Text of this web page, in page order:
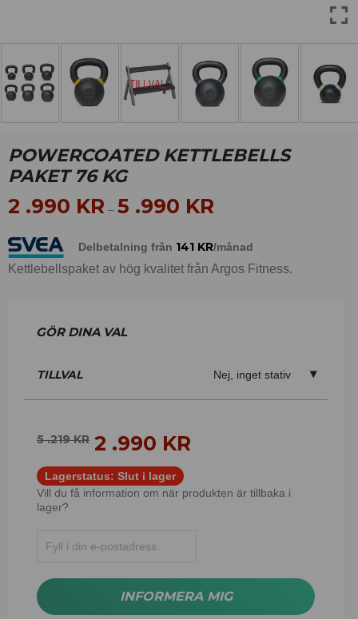
POWERCOATED KETTLEBELLS
PAKET 76 KG
2 .990 KR – 5 .990 KR
Delbetalning från 141 KR/månad
Kettlebellspaket av hög kvalitet från Argos Fitness.
TILLVAL Nej, inget stativ
5 .219KR 2 .990 KR
Lagerstatus: Slut i lager
Vill du få information om när produkten är tillbaka i
lager?
INFORMERA MIG